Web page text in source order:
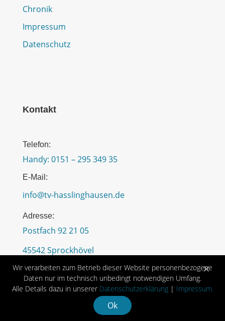
Chronik
Impressum
Datenschutz
Kontakt
Telefon:
Handy: 0151 – 295 349 35
E-Mail:
info@tv-hasslinghausen.de
Adresse:
Postfach 92 21 05
45542 Sprockhövel
Designed with ❤ byNETZhelfer|
×
Wir verarbeiten zum Betrieb dieser Website personenbezogene
Daten nur im technisch unbedingt notwendigen Umfang.
Alle Details dazu in unserer Datenschutzerklärung| Impressum.
Ok